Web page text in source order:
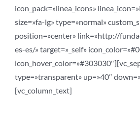
icon_pack=»linea_icons»
size=»fa-lg» type=»normal»
position=»center» link=»http://
es-es/» target=»_self»
type=»transparent» up=»40″
[vc_column_text]